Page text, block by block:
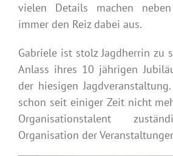
vielen Details machen
immer den Reiz dabei aus.
Gabriele ist stolz Jagdherrin zu
Anlass ihres 10 jährigen
der hiesigen
schon seit einiger Zeit nicht
Organisationstalent
Organisation der